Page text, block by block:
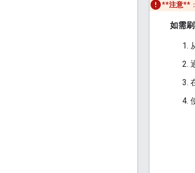
**注意** ：
如需